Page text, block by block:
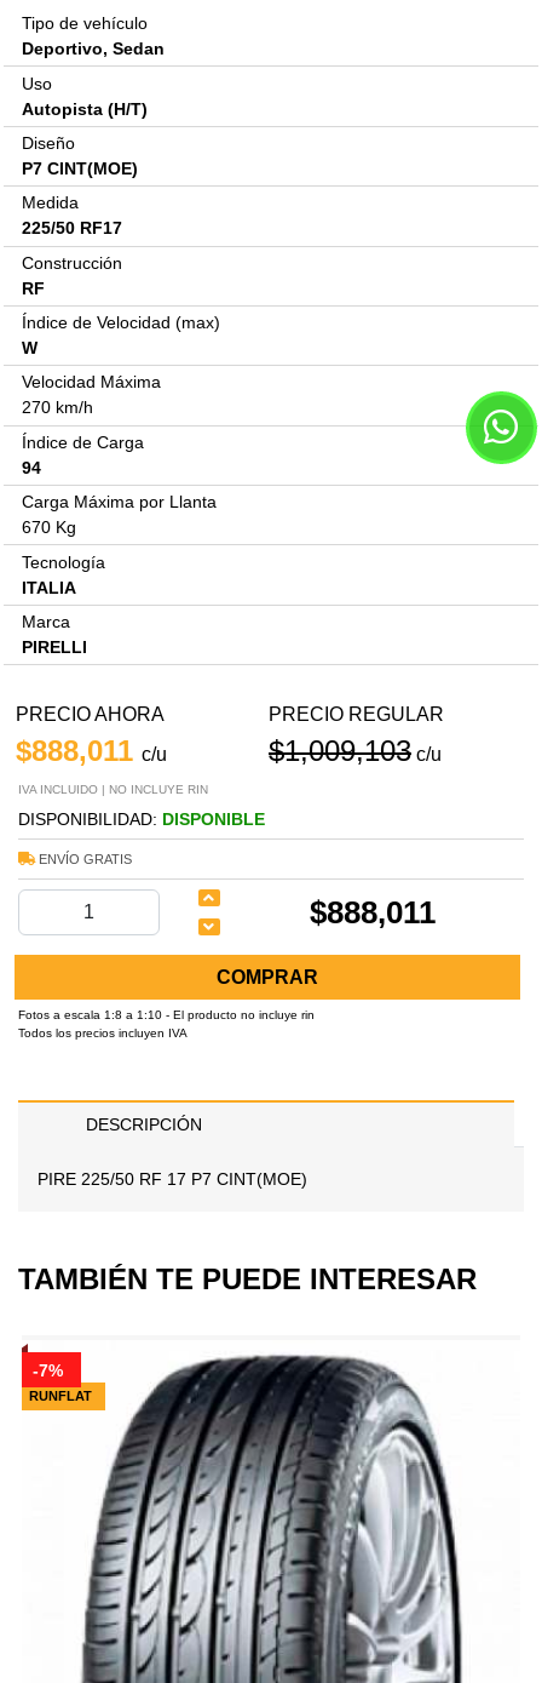
Tipo de vehículo
Deportivo, Sedan
Uso
Autopista (H/T)
Diseño
P7 CINT(MOE)
Medida
225/50 RF17
Construcción
RF
Índice de Velocidad (max)
W
Velocidad Máxima
270 km/h
Índice de Carga
94
Carga Máxima por Llanta
670 Kg
Tecnología
ITALIA
Marca
PIRELLI
PRECIO AHORA
$888,011 c/u
PRECIO REGULAR
$1,009,103 c/u
IVA INCLUIDO | NO INCLUYE RIN
DISPONIBILIDAD: DISPONIBLE
ENVÍO GRATIS
$888,011
COMPRAR
Fotos a escala 1:8 a 1:10 - El producto no incluye rin
Todos los precios incluyen IVA
DESCRIPCIÓN
PIRE 225/50 RF 17 P7 CINT(MOE)
TAMBIÉN TE PUEDE INTERESAR
RUNFLAT
-7%